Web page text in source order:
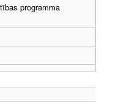
programma